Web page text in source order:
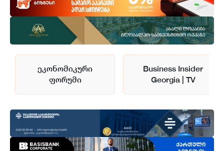
ეკონომიკური
ფორუმი
Business Insider
Georgia | TV